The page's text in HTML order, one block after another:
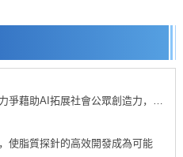
藉助AI拓展社會公眾創造力，依
使脂質探針的高效開發成為可能
組DNA自我複製系統，有望實現攜